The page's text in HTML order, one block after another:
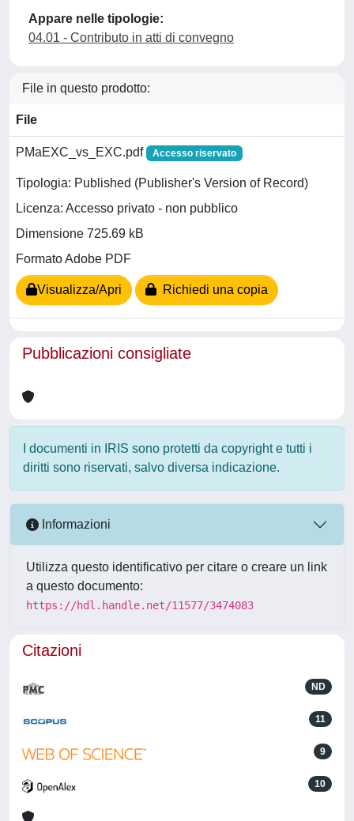
Appare nelle tipologie:
04.01 - Contributo in atti di convegno
File in questo prodotto:
File
PMaEXC_vs_EXC.pdf Accesso riservato
Tipologia: Published (Publisher's Version of Record)
Licenza: Accesso privato - non pubblico
Dimensione 725.69 kB
Formato Adobe PDF
Visualizza/Apri Richiedi una copia
Pubblicazioni consigliate
I documenti in IRIS sono protetti da copyright e tutti i
diritti sono riservati, salvo diversa indicazione.
Informazioni
Utilizza questo identificativo per citare o creare un link
a questo documento:
https://hdl.handle.net/11577/3474083
Citazioni
ND
11
9
10